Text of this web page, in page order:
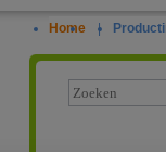
Home |